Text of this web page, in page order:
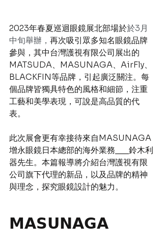
2023年春夏巡迴眼鏡展北部場於於3月
中旬舉辦， 再次吸引眾多知名眼鏡品牌
參與，其中台灣護視有限公司展出的
MATSUDA、MASUNAGA、AirFly、
BLACKFIN等品牌，引起廣泛關注。每
個品牌皆獨具特色的風格和細節，注重
工藝和美學表現，可說是高品質的代
表。
此次展會更有幸接待來自MASUNAGA
增永眼鏡日本總部的海外業務___鈴木利
器先生。本篇報導將介紹台灣護視有限
公司旗下代理的新品，以及品牌的精神
與理念，探究眼鏡設計的魅力。
𝗠𝗔𝗦𝗨𝗡𝗔𝗚𝗔